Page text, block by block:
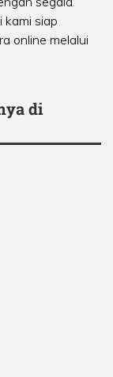
kami siap
online melalui
di